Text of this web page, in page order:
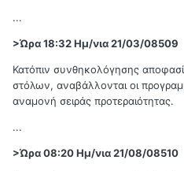
...
>Ώρα 18:32 Ημ/νια 21/03/08509
Κατόπιν συνθηκολόγησης
στόλων, αναβάλλονται οι
αναμονή σειράς προτεραιότητας.
...
>Ώρα 08:20 Ημ/νια 21/08/08510